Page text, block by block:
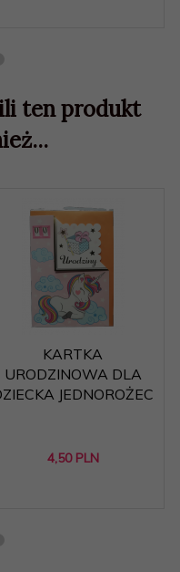
ten produkt
KARTKA
URODZINOWA DLA
JEDNOROŻEC
4,50 PLN